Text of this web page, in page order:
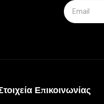
Επικοινωνίας